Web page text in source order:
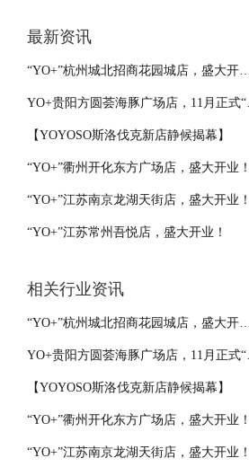
最新资讯
“YO+”杭州城北招商花园城店，盛大开业
YO+贵阳方圆荟海豚广场店，11月正式“
【YOYOSO斯洛伐克新店静候揭幕】
“YO+”衢州开化东方广场店，盛大开业！
“YO+”江苏南京龙湖天街店，盛大开业！
“YO+”江苏常州吾悦店，盛大开业！
相关行业资讯
“YO+”杭州城北招商花园城店，盛大开业
YO+贵阳方圆荟海豚广场店，11月正式“
【YOYOSO斯洛伐克新店静候揭幕】
“YO+”衢州开化东方广场店，盛大开业！
“YO+”江苏南京龙湖天街店，盛大开业！